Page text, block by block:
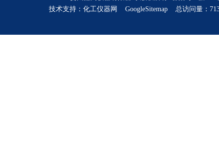
技术支持： 化工仪器网 GoogleSitemap 总访问量：